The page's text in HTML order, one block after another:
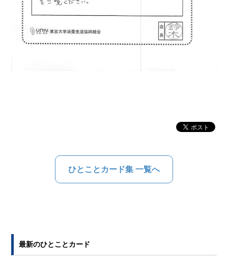
ひとことカード集 一覧へ
最新のひとことカード